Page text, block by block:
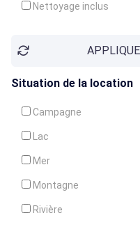
Nettoyage inclus
Garde d'enfants
Crèche
Situation de la location
Campagne
Lac
Mer
Montagne
Rivière